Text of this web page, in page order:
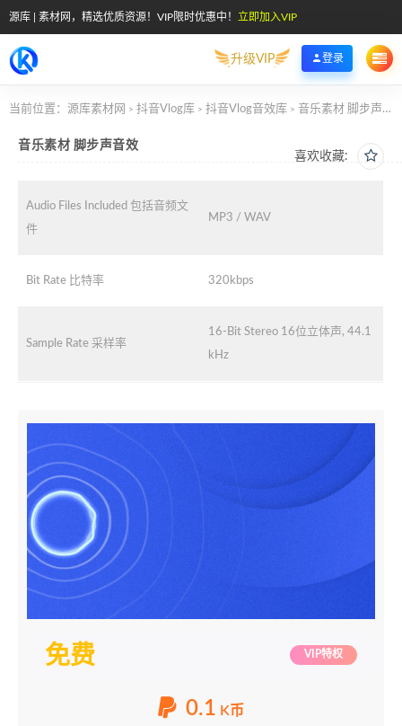
源库 | 素材网，精选优质资源！VIP限时优惠中！ 立即加入VIP
升级VIP 登录
当前位置： 源库素材网 > 抖音Vlog库 > 抖音Vlog音效库 > 音乐素材 脚步声音效
喜欢收藏:
音乐素材 脚步声音效
Audio Files Included 包括音频文
件
MP3 / WAV
Bit Rate 比特率 320kbps
Sample Rate 采样率
16-Bit Stereo 16位立体声, 44.1
kHz
免费 VIP特权
0.1 K币